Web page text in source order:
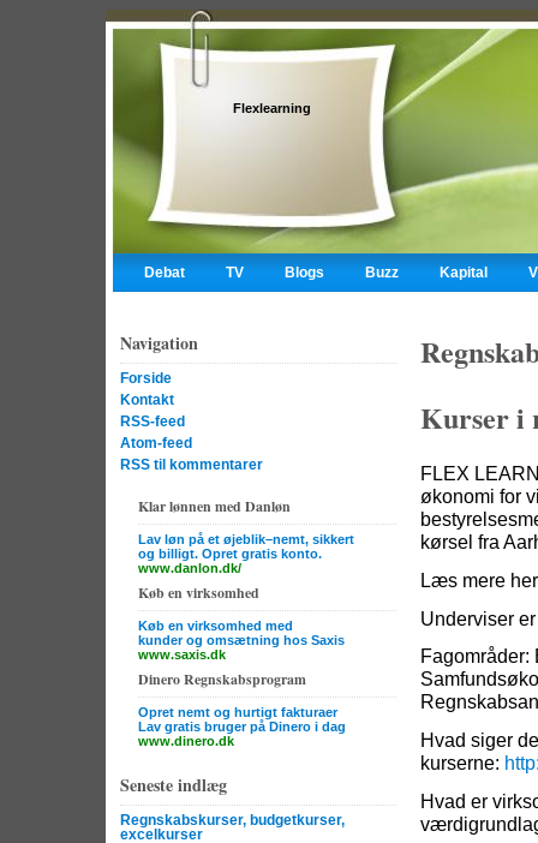
Flexlearning
Debat TV Blogs Buzz Kapital
Navigation
Forside
Kontakt
RSS-feed
Atom-feed
RSS til kommentarer
Klar lønnen med Danløn
Lav løn på et øjeblik–nemt, sikkert
og billigt. Opret gratis konto.
www.danlon.dk/
Køb en virksomhed
Køb en virksomhed med
kunder og omsætning hos Saxis
www.saxis.dk
Dinero Regnskabsprogram
Opret nemt og hurtigt fakturaer
Lav gratis bruger på Dinero i dag
www.dinero.dk
Seneste indlæg
Regnskabskurser, budgetkurser,
excelkurser
Kurser i
FLEX
økonomi for
kørsel fra
Læs mere
Underviser
Fagområder:
Hvad siger
kurserne:
Hvad er